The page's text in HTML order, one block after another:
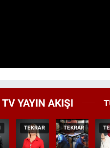
TV YAYIN AKIŞI
TEKRAR TEKRAR